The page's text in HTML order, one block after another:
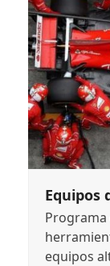
Equipos
equipos